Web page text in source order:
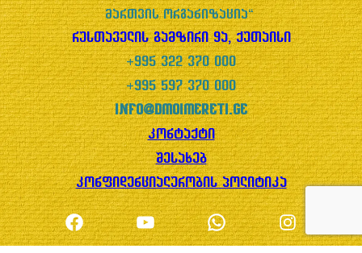
მართვის ორგანიზაცია“
რუსთაველის გამზირი 9ა, ქუთაისი
+995 322 370 000
+995 597 370 000
info@dmoimereti.ge
კონტაქტი
შესახებ
კონფიდენციალურობის პოლიტიკა
Facebook YouTube WhatsApp Instagram